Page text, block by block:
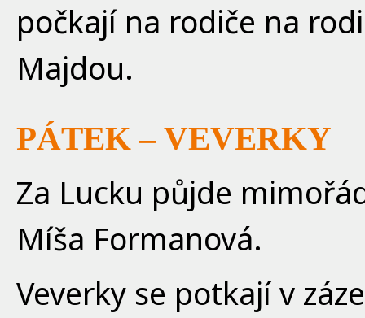
počkají na rodiče na
Majdou.
PÁTEK – VEVERKY
Za Lucku půjde
Míša Formanová.
Veverky se potkají v